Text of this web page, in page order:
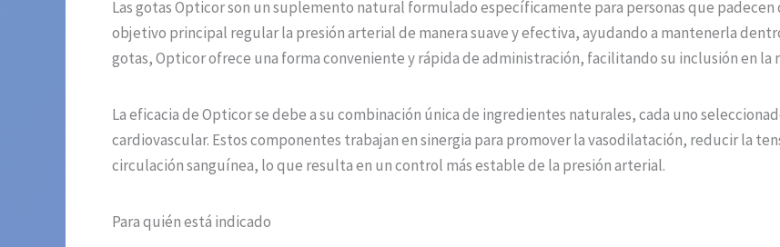
Las gotas Opticor son un suplemento natural formulado específicamente para personas que
objetivo principal regular la presión arterial de manera suave y efectiva, ayudando a mantenerla
gotas, Opticor ofrece una forma conveniente y rápida de administración, facilitando su inclusión en la
La eficacia de Opticor se debe a su combinación única de ingredientes naturales, cada uno
cardiovascular. Estos componentes trabajan en sinergia para promover la vasodilatación, reducir la
circulación sanguínea, lo que resulta en un control más estable de la presión arterial.
Para quién está indicado